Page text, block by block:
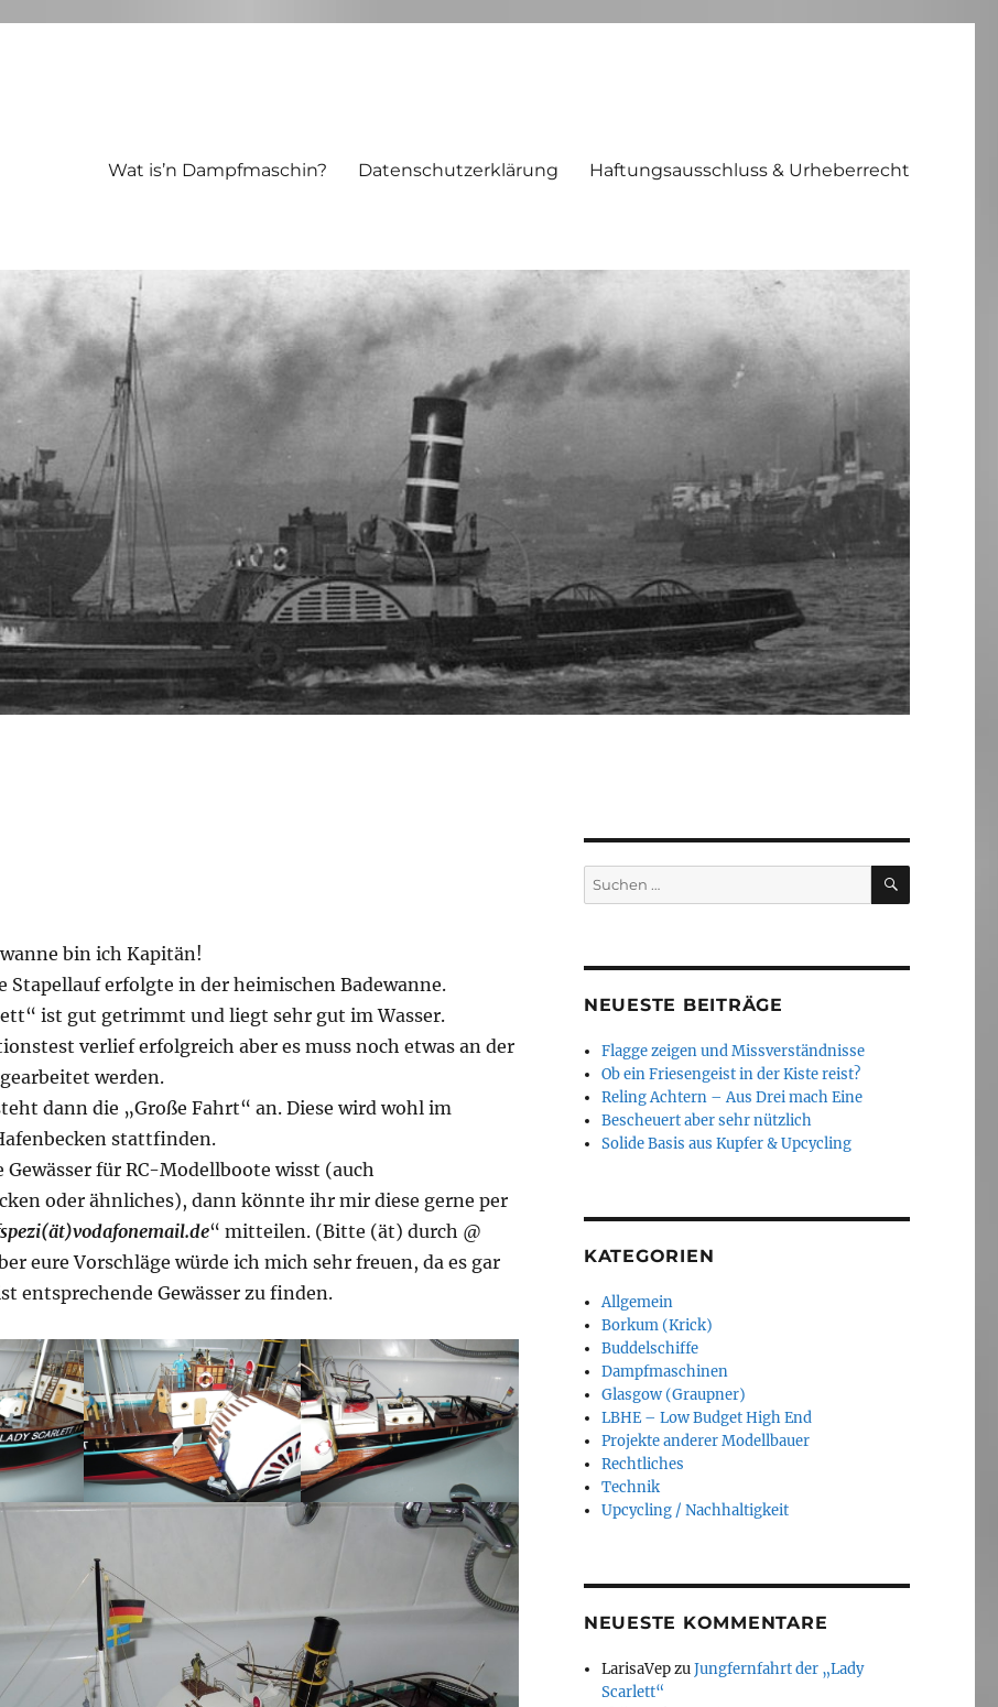
Wat is’n Dampfmaschin? Datenschutzerklärung Haftungsausschluss & Urheberrecht
bin ich Kapitän!
Stapellauf erfolgte in der heimischen Badewanne.
ist gut getrimmt und liegt sehr gut im Wasser.
verlief erfolgreich aber es muss noch etwas an der
werden.
dann die „Große Fahrt“ an. Diese wird wohl im
stattfinden.
Gewässer für RC-Modellboote wisst (auch
oder ähnliches), dann könnte ihr mir diese gerne per
“ mitteilen. (Bitte (ät) durch @
eure Vorschläge würde ich mich sehr freuen, da es gar
entsprechende Gewässer zu finden.
Suchen
nach:
SUCHEN
NEUESTE BEITRÄGE
Flagge zeigen und Missverständnisse
Ob ein Friesengeist in der Kiste reist?
Reling Achtern – Aus Drei mach Eine
Bescheuert aber sehr nützlich
Solide Basis aus Kupfer & Upcycling
KATEGORIEN
Allgemein
Borkum (Krick)
Buddelschiffe
Dampfmaschinen
Glasgow (Graupner)
LBHE – Low Budget High End
Projekte anderer Modellbauer
Rechtliches
Technik
Upcycling / Nachhaltigkeit
NEUESTE KOMMENTARE
LarisaVepzuJungfernfahrt der „Lady
Scarlett“